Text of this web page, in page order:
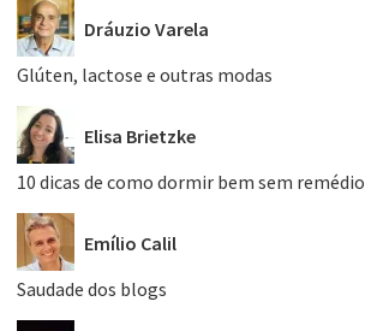
Dráuzio Varela
Glúten, lactose e outras modas
Elisa Brietzke
10 dicas de como dormir bem sem remédio
Emílio Calil
Saudade dos blogs